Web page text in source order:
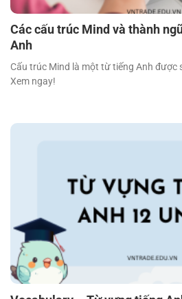
Các cấu trúc Mind và thành
Anh
Cấu trúc Mind là một từ tiếng Anh được
Xem ngay!